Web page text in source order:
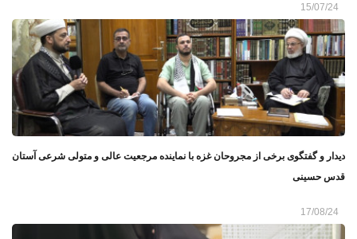
15/07/24
دیدار و گفتگوی برخی از مجروحان غزه با نماینده مرجعیت عالی و متولی شرعی آستان
قدس حسینی
17/08/24